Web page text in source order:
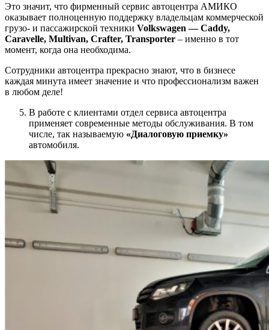
Это значит, что фирменный сервис автоцентра АМИКО
оказывает полноценную поддержку владельцам коммерческой
грузо- и пассажирской техники Volkswagen — Caddy,
Caravelle, Multivan, Crafter, Transporter – именно в тот
момент, когда она необходима.
Сотрудники автоцентра прекрасно знают, что в бизнесе
каждая минута имеет значение и что профессионализм важен
в любом деле!
В работе с клиентами отдел сервиса автоцентра
применяет современные методы обслуживания. В том
числе, так называемую «Диалоговую приемку»
автомобиля.